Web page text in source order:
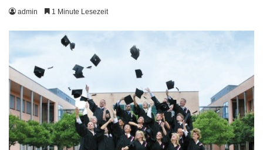
admin 1 Minute Lesezeit